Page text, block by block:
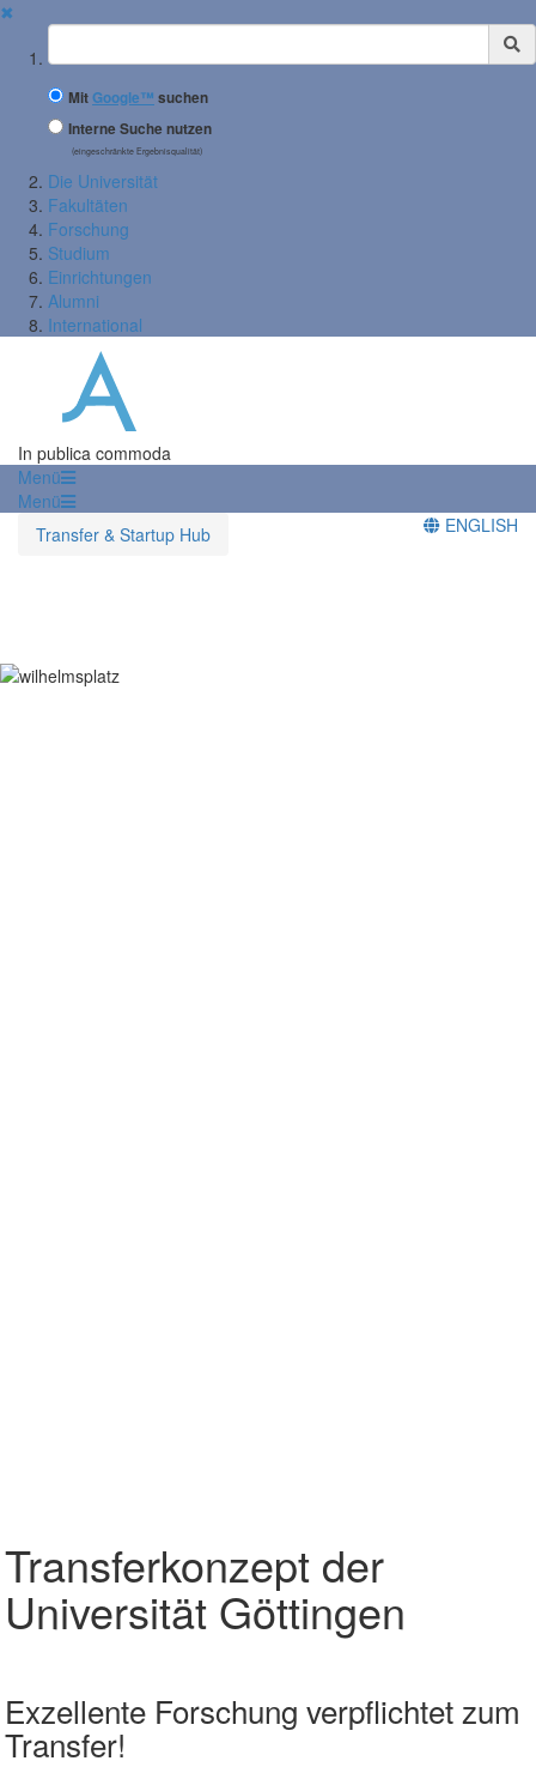
✖
Suchbegriff
MitGoogle™ suchen
Interne Suche nutzen
(eingeschränkte Ergebnisqualität)
Die Universität
Fakultäten
Forschung
Studium
Einrichtungen
Alumni
International
In publica commoda
Menü
Menü
Transfer & Startup Hub
ENGLISH
Transferkonzept der
Universität Göttingen
Exzellente Forschung verpflichtet zum
Transfer!